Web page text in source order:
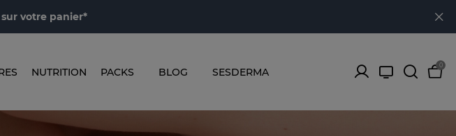
sur votre panier*
NUTRITION PACKS BLOG SESDERMA
0